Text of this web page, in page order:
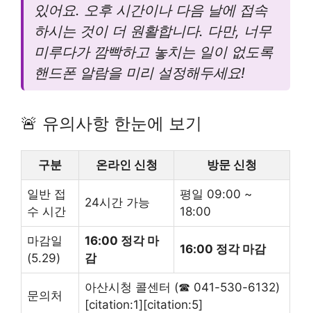
있어요. 오후 시간이나 다음 날에 접속
하시는 것이 더 원활합니다. 다만, 너무
미루다가 깜빡하고 놓치는 일이 없도록
핸드폰 알람을 미리 설정해두세요!
🚨 유의사항 한눈에 보기
구분 온라인 신청 방문 신청
일반 접
수 시간
24시간 가능
평일 09:00 ~
18:00
마감일
(5.29)
16:00 정각 마
감
16:00 정각 마감
문의처
아산시청 콜센터 (☎ 041-530-6132)
[citation:1][citation:5]